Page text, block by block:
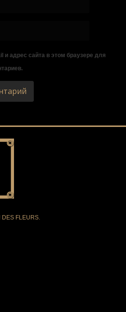
и адрес сайта в этом браузере для
FLEURS.